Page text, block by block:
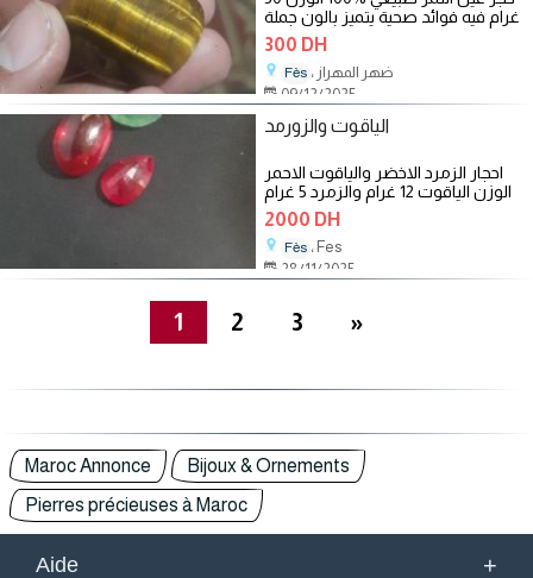
غرام فيه فوائد صحية يتميز بالون جملة
300 DH
Fès
، ضهر المهراز
09/12/2025
الياقوت والزورمد
احجار الزمرد الاخضر والياقوت الاحمر
الوزن الياقوت 12 غرام والزمرد 5 غرام
2000 DH
Fès ، Fes
28/11/2025
1 2 3 »
Maroc Annonce
Bijoux & Ornements
Pierres précieuses à Maroc
Aide +